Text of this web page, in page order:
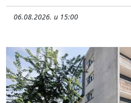
06.08.2026. u 15:00